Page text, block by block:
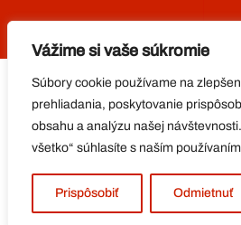
Vážime si vaše súkromie
Súbory cookie používame na
prehliadania, poskytovanie
obsahu a analýzu našej
všetko“ súhlasíte s naším
Prispôsobiť Odmietnuť
Copyright © 2024 Stav MD s.r.o.
Realizácia:COMTECH .